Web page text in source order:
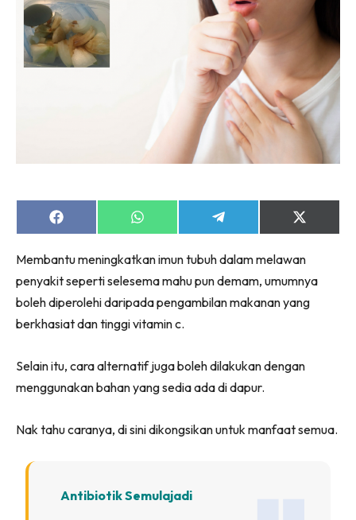
Share
on
Share
on
Share
on
Share
on
(Twitter)
Membantu meningkatkan imun tubuh dalam melawan
penyakit seperti selesema mahu pun demam, umumnya
boleh diperolehi daripada pengambilan makanan yang
berkhasiat dan tinggi vitamin c.
Selain itu, cara alternatif juga boleh dilakukan dengan
menggunakan bahan yang sedia ada di dapur.
Nak tahu caranya, di sini dikongsikan untuk manfaat semua.
Antibiotik Semulajadi